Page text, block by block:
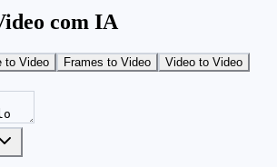
com IA
to Video Frames to Video
Video to Video